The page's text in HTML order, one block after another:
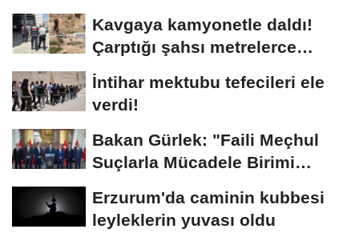
Kavgaya kamyonetle daldı!
Çarptığı şahsı metrelerce
sürükledi
İntihar mektubu tefecileri ele
verdi!
Bakan Gürlek: "Faili Meçhul
Suçlarla Mücadele Birimi
Erzurum'da caminin kubbesi
leyleklerin yuvası oldu